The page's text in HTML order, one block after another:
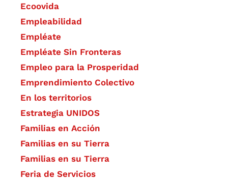
Ecoovida
Empleabilidad
Empléate
Empléate Sin Fronteras
Empleo para la Prosperidad
Emprendimiento Colectivo
En los territorios
Estrategia UNIDOS
Familias en Acción
Familias en su Tierra
Familias en su Tierra
Feria de Servicios